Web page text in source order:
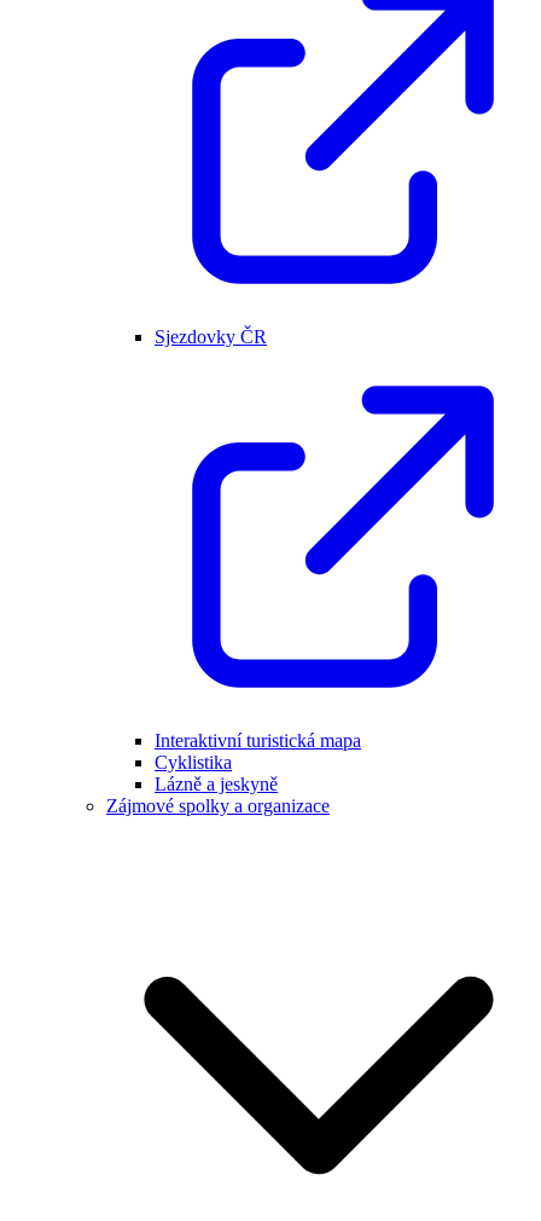
Sjezdovky ČR
Interaktivní turistická mapa
Cyklistika
Lázně a jeskyně
Zájmové spolky a organizace